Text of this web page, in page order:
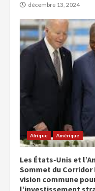
décembre 13, 2024
Afrique Amérique
Les États-Unis et
Sommet du Corridor
vision commune